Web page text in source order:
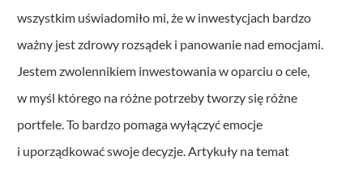
wszystkim uświadomiło mi, że w inwestycjach bardzo
ważny jest zdrowy rozsądek i panowanie nad emocjami.
Jestem zwolennikiem inwestowania w oparciu o cele,
w myśl którego na różne potrzeby tworzy się różne
portfele. To bardzo pomaga wyłączyć emocje
i uporządkować swoje decyzje. Artykuły na temat